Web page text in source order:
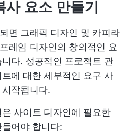
사 요소 만들기
면 그래픽 디자인 및 카피라
레임 디자인의 창의적인 요
다. 성공적인 프로젝트 관
에 대한 세부적인 요구 사
작됩니다.
은 사이트 디자인에 필요한
어야 합니다: